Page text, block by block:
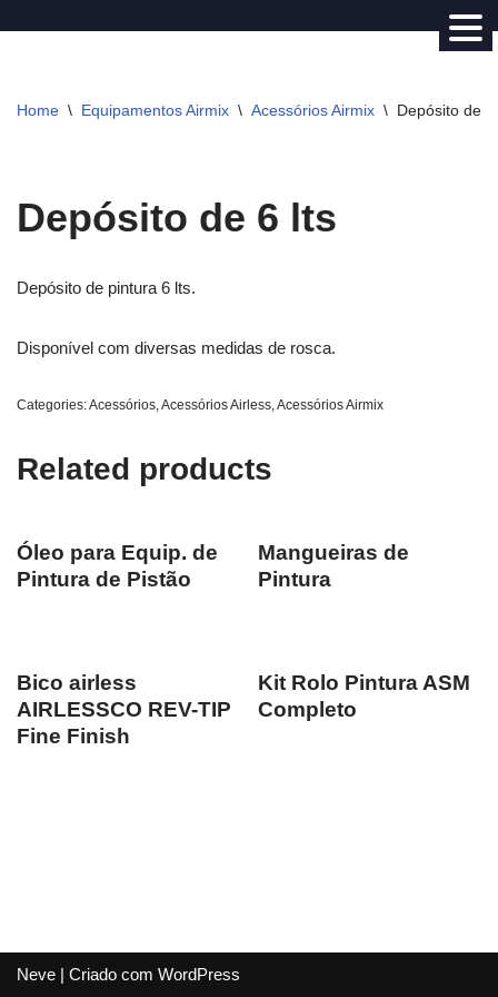
o
Home \ Equipamentos Airmix \ Acessórios Airmix \ Depósito de 6
Depósito de 6 lts
Depósito de pintura 6 lts.
Disponível com diversas medidas de rosca.
Categories:Acessórios,Acessórios Airless,Acessórios Airmix
Related products
Óleo para Equip. de
Pintura de Pistão
Mangueiras de
Pintura
Bico airless
AIRLESSCO REV-TIP
Fine Finish
Kit Rolo Pintura ASM
Completo
Neve | Criado com WordPress